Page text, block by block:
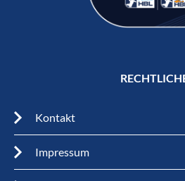
Kontakt
Impressum